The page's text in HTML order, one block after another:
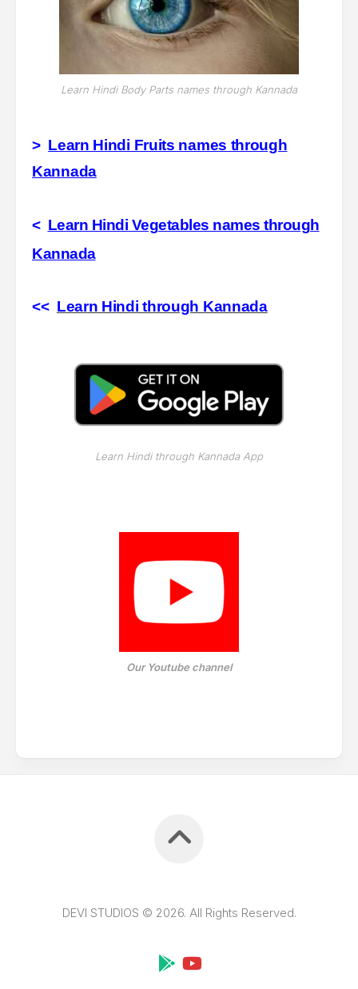
Learn Hindi Body Parts names through Kannada
> Learn Hindi Fruits names through
Kannada
< Learn Hindi Vegetables names through
Kannada
<< Learn Hindi through Kannada
Learn Hindi through Kannada App
Our Youtube channel
DEVI STUDIOS © 2026. All Rights Reserved.